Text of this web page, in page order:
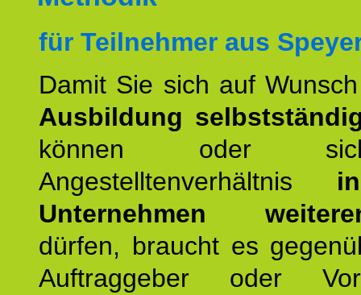
für Teilnehmer aus
Damit Sie sich auf
Ausbildung
können oder
Angestelltenverhältnis
Unternehmen
dürfen, braucht es
Auftraggeber oder